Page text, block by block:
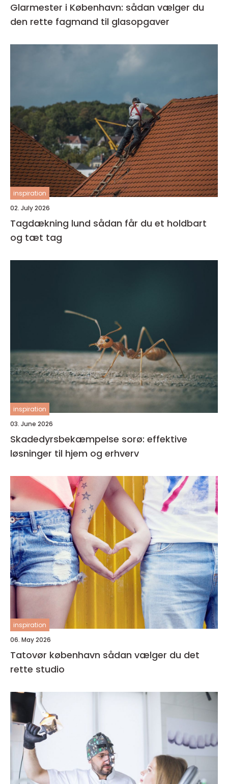
Glarmester i København: sådan vælger du
den rette fagmand til glasopgaver
inspiration
02. July 2026
Tagdækning lund sådan får du et holdbart
og tæt tag
inspiration
03. June 2026
Skadedyrsbekæmpelse sorø: effektive
løsninger til hjem og erhverv
inspiration
06. May 2026
Tatovør københavn sådan vælger du det
rette studio